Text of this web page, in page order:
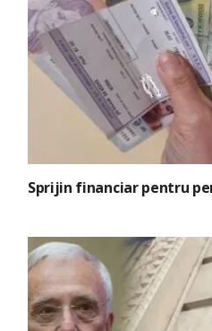
Sprijin financiar pentru